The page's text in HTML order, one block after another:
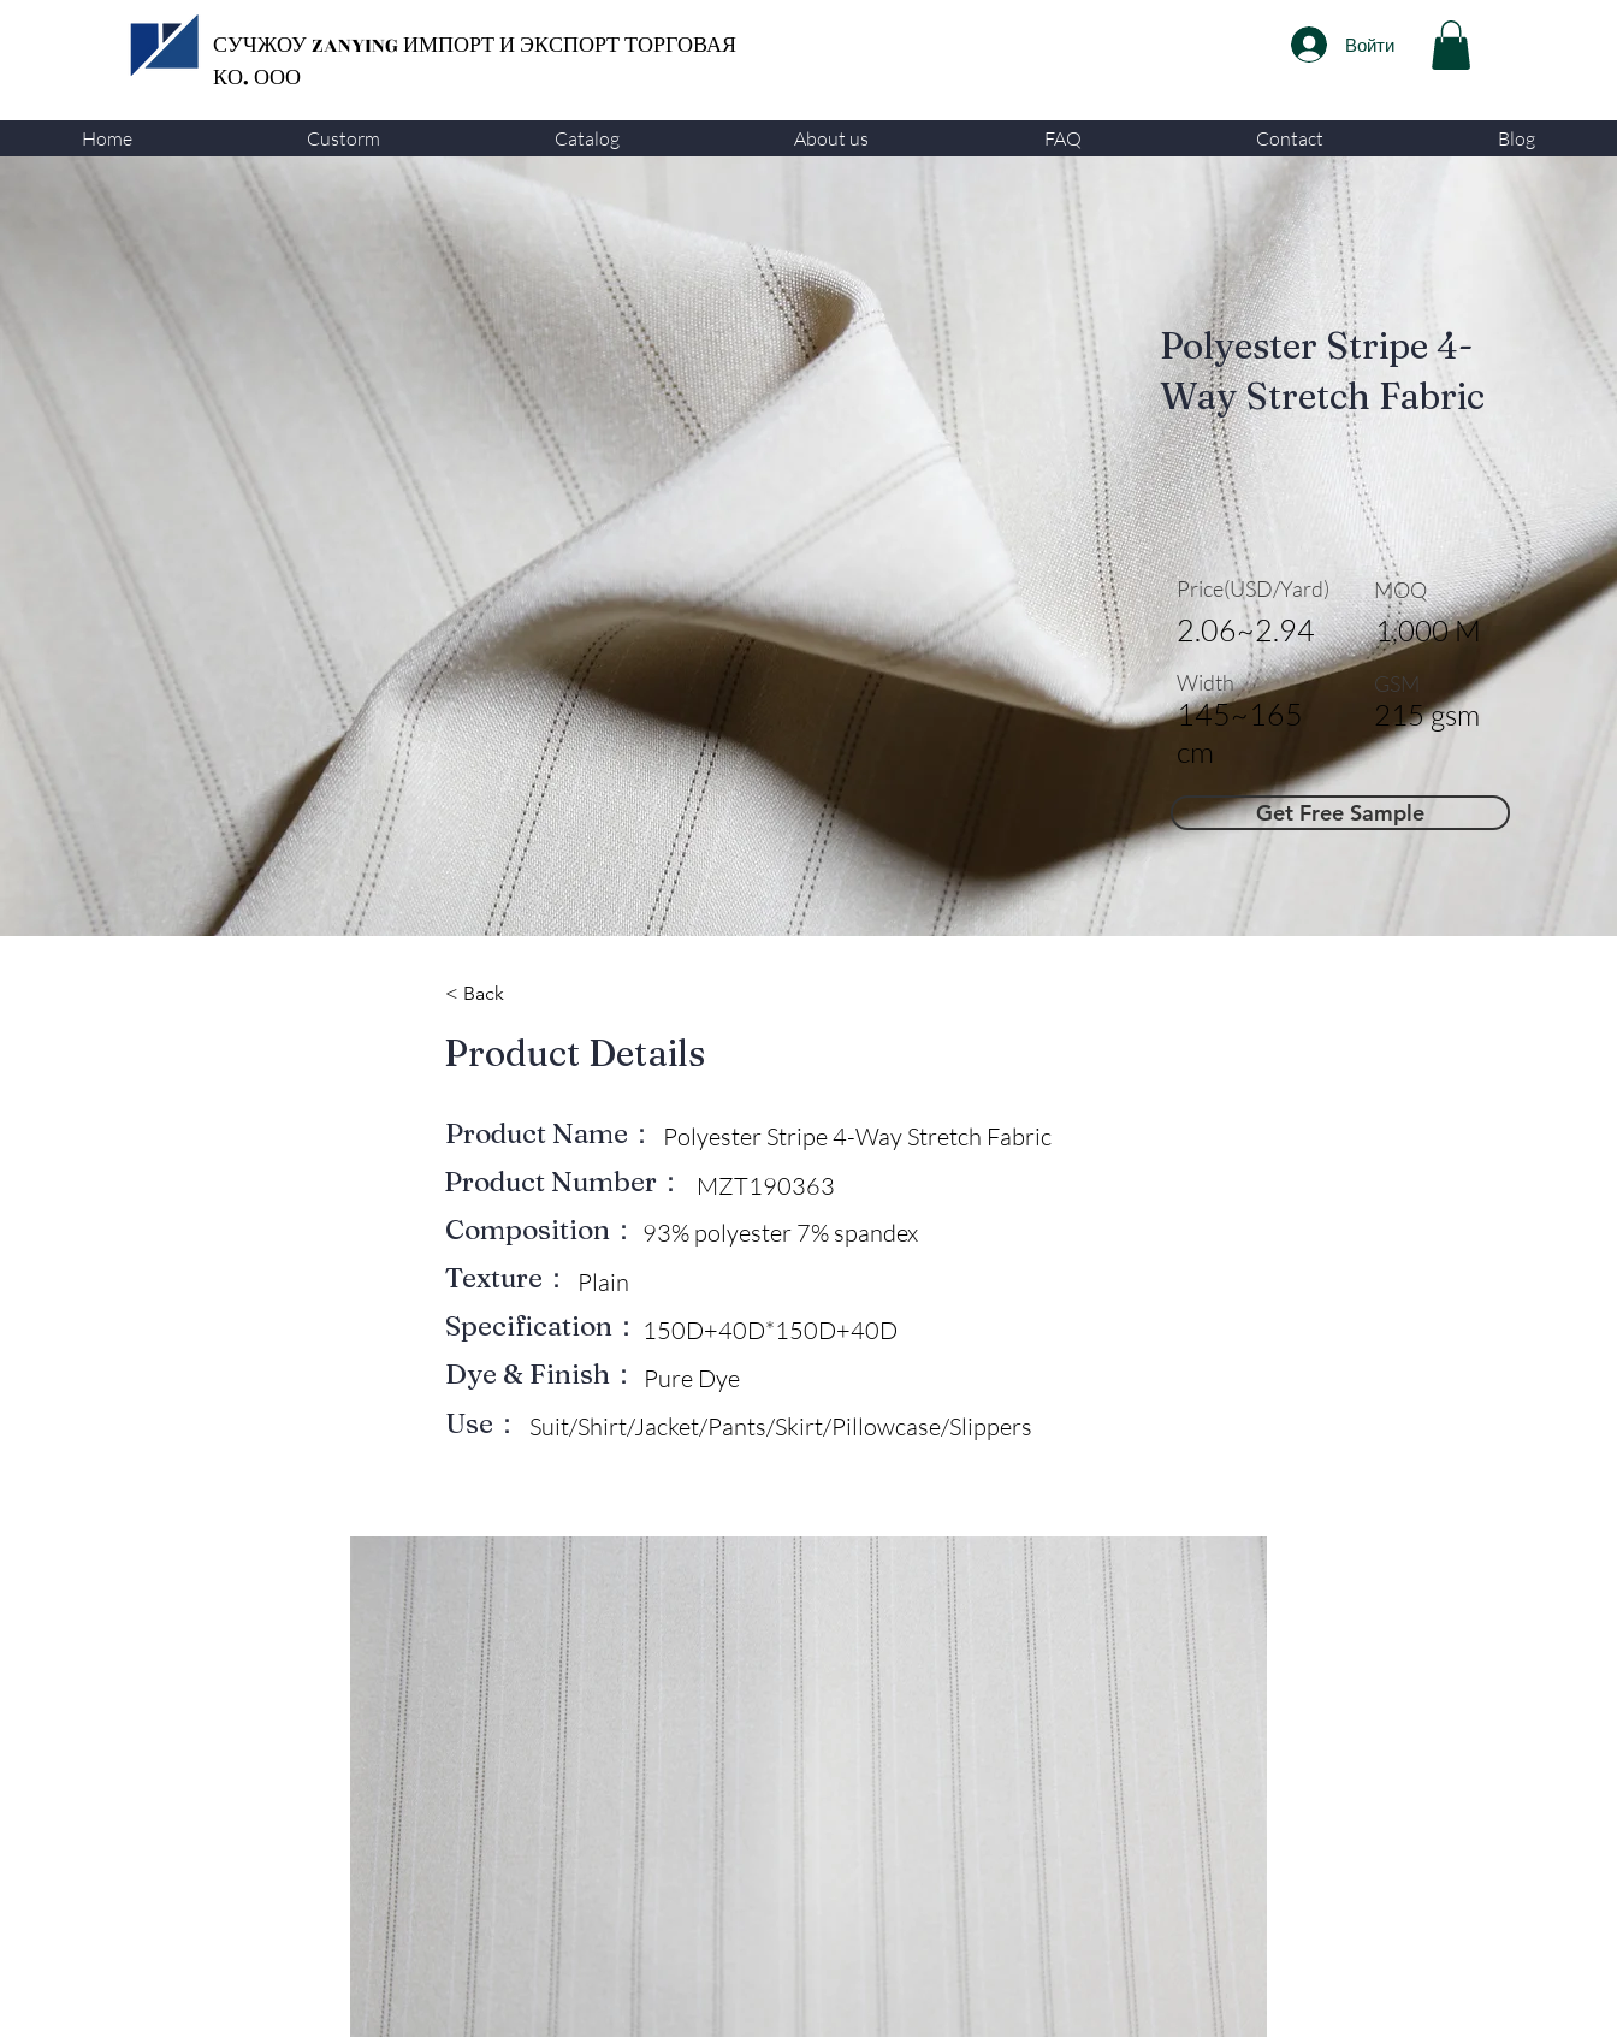
СУЧЖОУ ZANYINGИМПОРТ И ЭКСПОРТ ТОРГОВАЯ
КО. ООО
Войти
Home Custorm Catalog About us FAQ Contact Blog
Polyester Stripe 4-
Way Stretch Fabric
Price(USD/Yard)
2.06~2.94
Width
145~165
cm
MOQ
1,000 M
GSM
215 gsm
Get Free Sample
< Back
​Product Details
Product Name： Polyester Stripe 4-Way Stretch Fabric
Product Number： MZT190363
Composition： 93% polyester 7% spandex
Texture： Plain
Specification： 150D+40D*150D+40D
Dye & Finish： Pure Dye
Use： Suit/Shirt/Jacket/Pants/Skirt/Pillowcase/Slippers